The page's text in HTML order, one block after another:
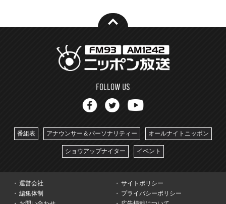
番組表 アナウンサー＆パーソナリティー オールナイトニッポン
ショウアップナイター イベント
運営会社
サイトポリシー
編集体制
プライバシーポリシー